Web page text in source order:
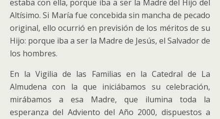
estaba con ella, porque iba a ser la Madre del Hijo del
Altísimo.Si María fue concebida sin mancha de pecado
original, ello ocurrió en previsión de los méritos de su
Hijo: porque iba a ser la Madre de Jesús, el Salvador de
los hombres.
En la Vigilia de las Familias en la Catedral de La
Almudena con la que iniciábamos su celebración,
mirábamos a esa Madre, que ilumina toda la
esperanza del Adviento del Año 2000, dispuestos a